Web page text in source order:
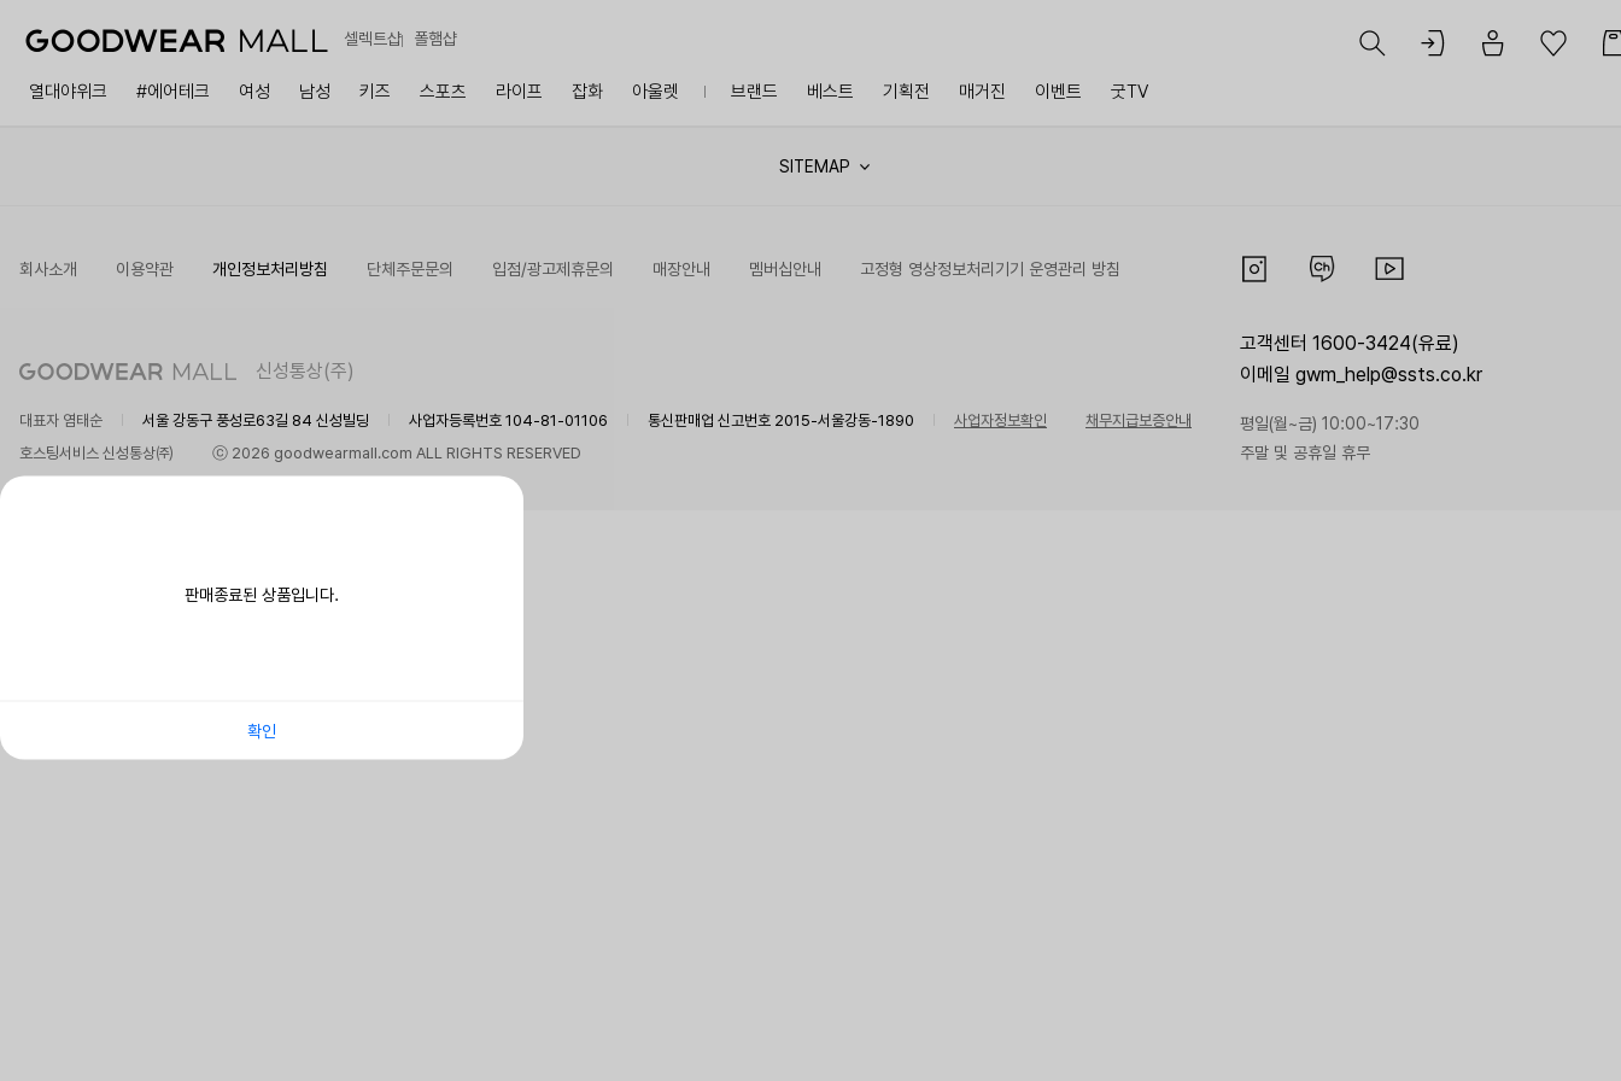
셀렉트샵 폴햄샵
열대야위크 #에어테크 여성 남성 키즈 스포츠 라이프 잡화 아울렛 브랜드 베스트 기획전 매거진 이벤트 굿TV
판매종료된 상품입니다.
확인
SITEMAP
회사소개 이용약관 개인정보처리방침 단체주문문의 입점/광고제휴문의 매장안내 멤버십안내 고정형 영상정보처리기기 운영관리 방침
신성통상(주)
대표자 염태순 서울 강동구 풍성로63길 84 신성빌딩 사업자등록번호 104-81-01106 통신판매업 신고번호 2015-서울강동-1890 사업자정보확인
채무지급보증안내
호스팅서비스 신성통상㈜
ⓒ 2026 goodwearmall.com ALL RIGHTS RESERVED
고객센터 1600-3424(유료)
이메일 gwm_help@ssts.co.kr
평일(월~금) 10:00~17:30
주말 및 공휴일 휴무